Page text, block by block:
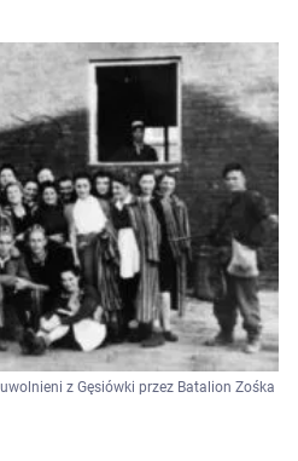
z Gęsiówki przez Batalion Zośka